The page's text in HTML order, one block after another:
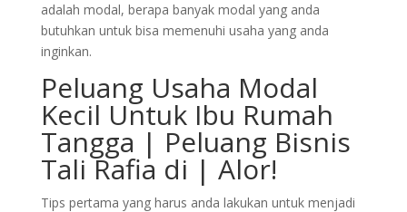
adalah modal, berapa banyak modal yang anda
butuhkan untuk bisa memenuhi usaha yang anda
inginkan.
Peluang Usaha Modal
Kecil Untuk Ibu Rumah
Tangga | Peluang Bisnis
Tali Rafia di | Alor!
Tips pertama yang harus anda lakukan untuk menjadi